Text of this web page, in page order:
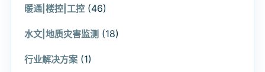
暖通|楼控|工控 (46)
水文|地质灾害监测 (18)
行业解决方案 (1)